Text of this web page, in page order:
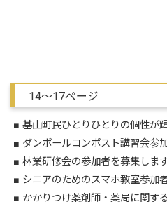
14～17ページ
■ 基山町民ひとりひとりの個性が
■ ダンボールコンポスト講習会参
■ 林業研修会の参加者を募集しま
■ シニアのためのスマホ教室参加
■ かかりつけ薬剤師・薬局に関す